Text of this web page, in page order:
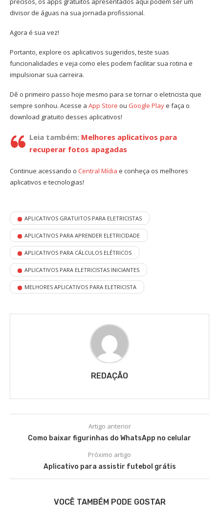
divisor de águas na sua jornada profissional.
Agora é sua vez!
Portanto, explore os aplicativos sugeridos, teste suas
funcionalidades e veja como eles podem facilitar sua rotina e
impulsionar sua carreira.
Dê o primeiro passo hoje mesmo para se tornar o eletricista que
sempre sonhou. Acesse a App Store ou Google Playe faça o
download gratuito desses aplicativos!
Leia também: Melhores aplicativos para
recuperar fotos apagadas
Continue acessando o Central Mídia e conheça os melhores
aplicativos e tecnologias!
APLICATIVOS GRATUITOS PARA ELETRICISTAS
APLICATIVOS PARA APRENDER ELETRICIDADE
APLICATIVOS PARA CÁLCULOS ELÉTRICOS
APLICATIVOS PARA ELETRICISTAS INICIANTES
MELHORES APLICATIVOS PARA ELETRICISTA
REDAÇÃO
Artigo anterior
Como baixar figurinhas do WhatsApp no celular
Próximo artigo
Aplicativo para assistir futebol grátis
VOCÊ TAMBÉM PODE GOSTAR